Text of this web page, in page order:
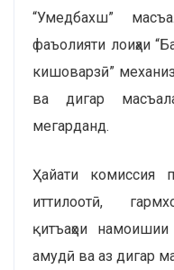
“Умедбахш”
фаъолияти лоиҳаи
кишоварзӣ”
ва дигар
мегарданд.
Ҳайати комиссия
иттилоотӣ,
қитъаҳои намоишии
амудӣ ва аз дигар